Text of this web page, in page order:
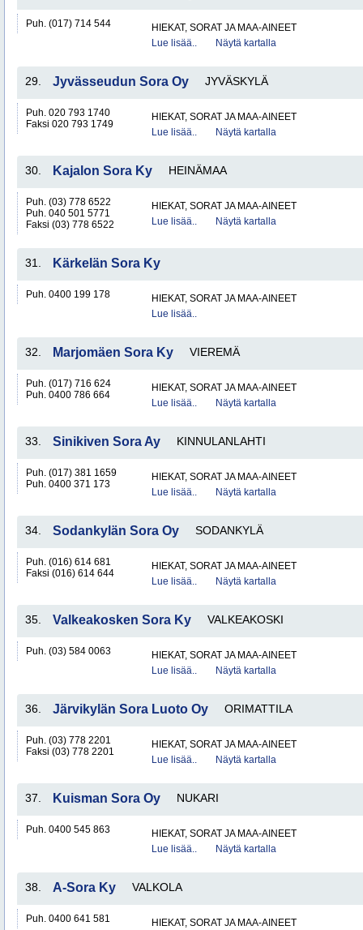
Puh. (017) 714 544
HIEKAT, SORAT JA MAA-AINEET
Lue lisää..
Näytä kartalla
29. Jyvässeudun Sora Oy JYVÄSKYLÄ
Puh. 020 793 1740
Faksi 020 793 1749
HIEKAT, SORAT JA MAA-AINEET
Lue lisää..
Näytä kartalla
30. Kajalon Sora Ky HEINÄMAA
Puh. (03) 778 6522
Puh. 040 501 5771
Faksi (03) 778 6522
HIEKAT, SORAT JA MAA-AINEET
Lue lisää..
Näytä kartalla
31. Kärkelän Sora Ky
Puh. 0400 199 178
HIEKAT, SORAT JA MAA-AINEET
Lue lisää..
32. Marjomäen Sora Ky VIEREMÄ
Puh. (017) 716 624
Puh. 0400 786 664
HIEKAT, SORAT JA MAA-AINEET
Lue lisää..
Näytä kartalla
33. Sinikiven Sora Ay KINNULANLAHTI
Puh. (017) 381 1659
Puh. 0400 371 173
HIEKAT, SORAT JA MAA-AINEET
Lue lisää..
Näytä kartalla
34. Sodankylän Sora Oy SODANKYLÄ
Puh. (016) 614 681
Faksi (016) 614 644
HIEKAT, SORAT JA MAA-AINEET
Lue lisää..
Näytä kartalla
35. Valkeakosken Sora Ky VALKEAKOSKI
Puh. (03) 584 0063
HIEKAT, SORAT JA MAA-AINEET
Lue lisää..
Näytä kartalla
36. Järvikylän Sora Luoto Oy ORIMATTILA
Puh. (03) 778 2201
Faksi (03) 778 2201
HIEKAT, SORAT JA MAA-AINEET
Lue lisää..
Näytä kartalla
37. Kuisman Sora Oy NUKARI
Puh. 0400 545 863
HIEKAT, SORAT JA MAA-AINEET
Lue lisää..
Näytä kartalla
38. A-Sora Ky VALKOLA
Puh. 0400 641 581
HIEKAT, SORAT JA MAA-AINEET